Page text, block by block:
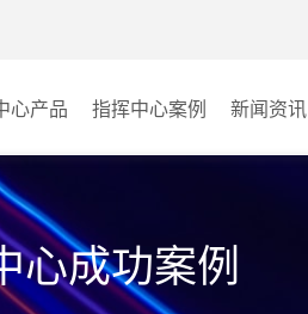
心产品
席管理系统
分布式系统
调度系统
指挥中心案例
政府指挥中心
大数据指挥中心
新闻资讯
心成功案例